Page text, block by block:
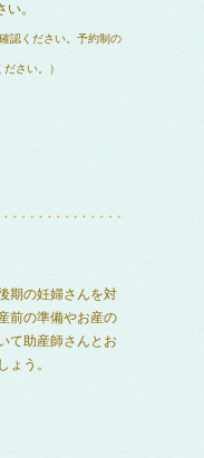
。
認ください。予約制の
ださい。）
期の妊婦さんを対
前の準備やお産の
て助産師さんとお
ょう。